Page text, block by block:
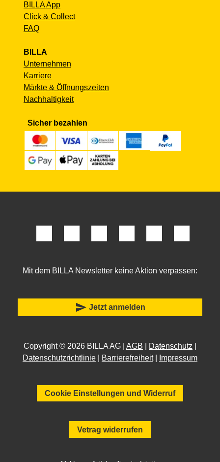
BILLA App
Click & Collect
FAQ
BILLA
Unternehmen
Karriere
Märkte & Öffnungszeiten
Nachhaltigkeit
Sicher bezahlen
Mit dem BILLA Newsletter keine Aktion verpassen:
send Jetzt anmelden
Copyright © 2026 BILLA AG | AGB Datenschutz
Datenschutzrichtlinie
Barrierefreiheit| Impressum
Cookie Einstellungen und Widerruf
Vetrag widerrufen